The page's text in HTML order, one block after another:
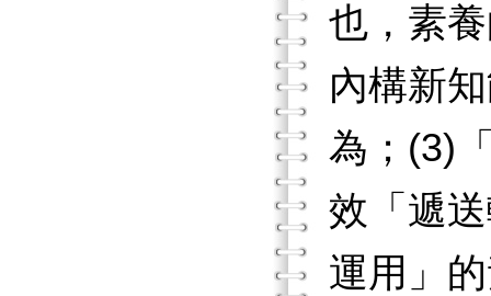
也，素
內構新
為；(3)
效「遞
運用」